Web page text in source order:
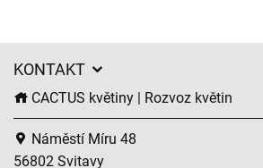
KONTAKT
CACTUS květiny | Rozvoz květin
Náměstí Míru 48
56802 Svitavy